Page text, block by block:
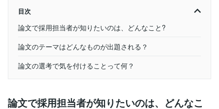
目次
論文で採用担当者が知りたいのは、どんなこと?
論文のテーマはどんなものが出題される？
論文の選考で気を付けることって何？
論文で採用担当者が知りたいのは、どんなこ